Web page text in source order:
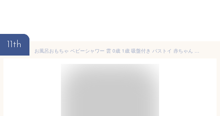
11th
お風呂おもちゃ ベビーシャワー 雲 0歳 1歳 吸盤付き バストイ 赤ちゃん 水遊びおもちゃ プレゼント 子供 お風呂おもちゃ 知育玩具 浴槽おもちゃ 角度調節可能 シャワーおもちゃ ベビーシャワー 手動式 水遊び 夏 知育おもちゃ